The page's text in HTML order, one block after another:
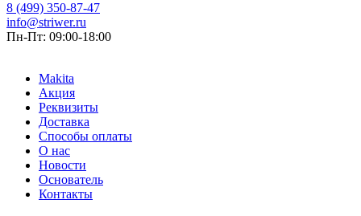
8 (499) 350-87-47
info@striwer.ru
Пн-Пт: 09:00-18:00
Makita
Акция
Реквизиты
Доставка
Способы оплаты
О нас
Новости
Основатель
Контакты